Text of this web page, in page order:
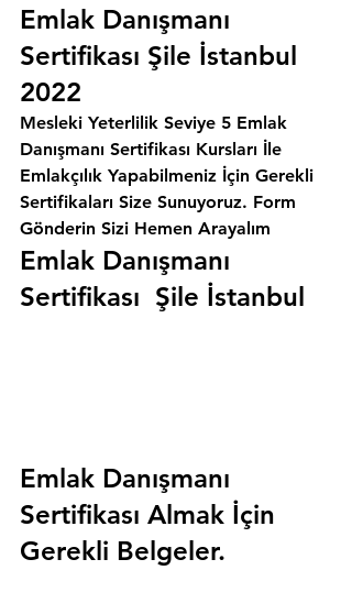
Emlak Danışmanı
Sertifikası Şile İstanbul
2022
Mesleki Yeterlilik Seviye 5 Emlak
Danışmanı Sertifikası Kursları İle
Emlakçılık Yapabilmeniz İçin Gerekli
Sertifikaları Size Sunuyoruz. Form
Gönderin Sizi Hemen Arayalım
Emlak Danışmanı
Sertifikası  Şile İstanbul
Emlak Danışmanı
Sertifikası Almak İçin
Gerekli Belgeler.